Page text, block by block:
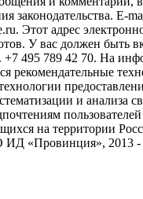
законодательства. E-
Этот адрес
У вас должен быть
+7 495 789 42 70. На
рекомендательные
и анализа
пользователей
на территории
«Провинция», 2013 -